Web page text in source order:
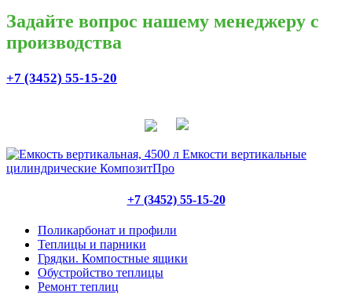
Задайте вопрос нашему менеджеру с
производства
+7 (3452) 55-15-20
+7 (3452) 55-15-20
Поликарбонат и профили
Теплицы и парники
Грядки. Компостные ящики
Обустройство теплицы
Ремонт теплиц